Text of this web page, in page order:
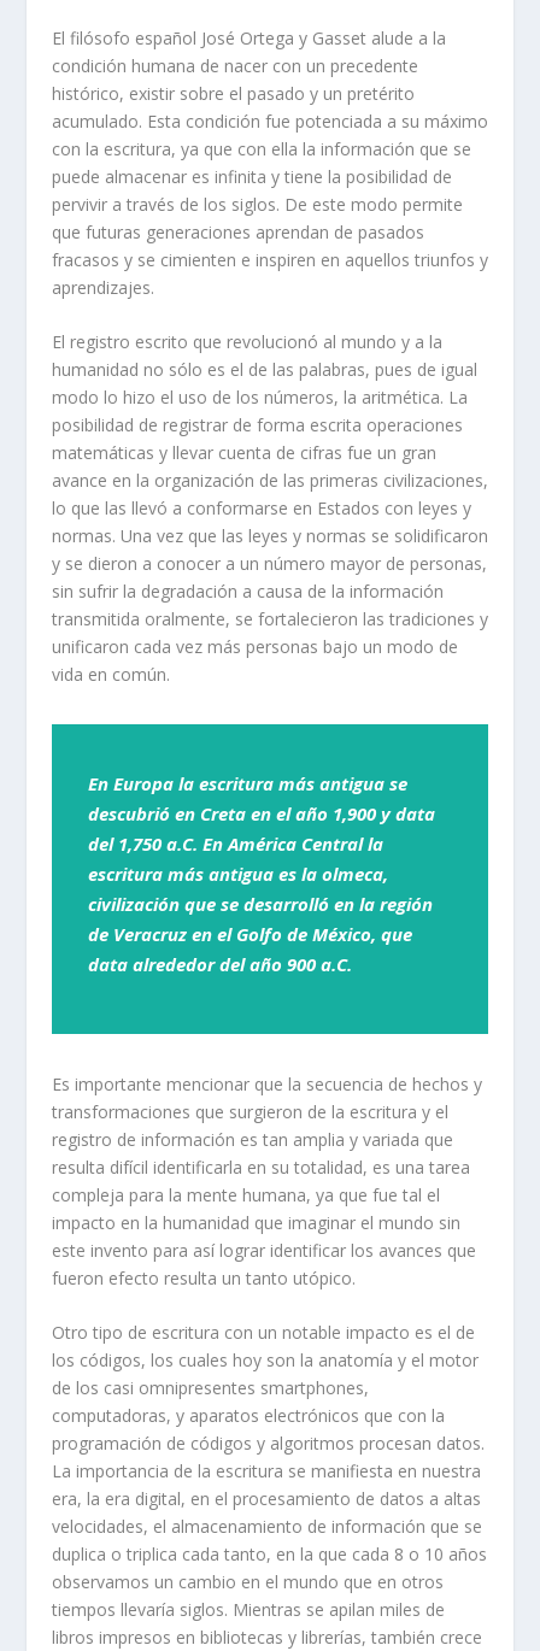
El filósofo español José Ortega y Gasset alude a la
condición humana de nacer con un precedente
histórico, existir sobre el pasado y un pretérito
acumulado. Esta condición fue potenciada a su máximo
con la escritura, ya que con ella la información que se
puede almacenar es infinita y tiene la posibilidad de
pervivir a través de los siglos. De este modo permite
que futuras generaciones aprendan de pasados
fracasos y se cimienten e inspiren en aquellos triunfos y
aprendizajes.
El registro escrito que revolucionó al mundo y a la
humanidad no sólo es el de las palabras, pues de igual
modo lo hizo el uso de los números, la aritmética. La
posibilidad de registrar de forma escrita operaciones
matemáticas y llevar cuenta de cifras fue un gran
avance en la organización de las primeras civilizaciones,
lo que las llevó a conformarse en Estados con leyes y
normas. Una vez que las leyes y normas se solidificaron
y se dieron a conocer a un número mayor de personas,
sin sufrir la degradación a causa de la información
transmitida oralmente, se fortalecieron las tradiciones y
unificaron cada vez más personas bajo un modo de
vida en común.
En Europa la escritura más antigua se
descubrió en Creta en el año 1,900 y data
del 1,750 a.C. En América Central la
escritura más antigua es la olmeca,
civilización que se desarrolló en la región
de Veracruz en el Golfo de México, que
data alrededor del año 900 a.C.
Es importante mencionar que la secuencia de hechos y
transformaciones que surgieron de la escritura y el
registro de información es tan amplia y variada que
resulta difícil identificarla en su totalidad, es una tarea
compleja para la mente humana, ya que fue tal el
impacto en la humanidad que imaginar el mundo sin
este invento para así lograr identificar los avances que
fueron efecto resulta un tanto utópico.
Otro tipo de escritura con un notable impacto es el de
los códigos, los cuales hoy son la anatomía y el motor
de los casi omnipresentes smartphones,
computadoras, y aparatos electrónicos que con la
programación de códigos y algoritmos procesan datos.
La importancia de la escritura se manifiesta en nuestra
era, la era digital, en el procesamiento de datos a altas
velocidades, el almacenamiento de información que se
duplica o triplica cada tanto, en la que cada 8 o 10 años
observamos un cambio en el mundo que en otros
tiempos llevaría siglos. Mientras se apilan miles de
libros impresos en bibliotecas y librerías, también crece